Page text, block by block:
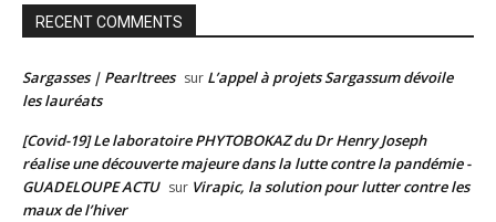
RECENT COMMENTS
Sargasses | Pearltrees sur L’appel à projets Sargassum dévoile
les lauréats
[Covid-19] Le laboratoire PHYTOBOKAZ du Dr Henry Joseph
réalise une découverte majeure dans la lutte contre la pandémie -
GUADELOUPE ACTU sur Virapic, la solution pour lutter contre les
maux de l’hiver